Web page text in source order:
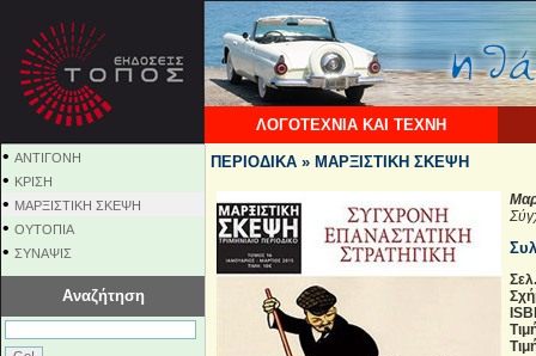
ΛΟΓΟΤΕΧΝΙΑ ΚΑΙ ΤΕΧΝΗ
• ΑΝΤΙΓΟΝΗ
• ΚΡΙΣΗ
• ΜΑΡΞΙΣΤΙΚΗ ΣΚΕΨΗ
• ΟΥΤΟΠΙΑ
• ΣΥΝΑΨΙΣ
Αναζήτηση
ΠΕΡΙΟΔΙΚΑ » ΜΑΡΞΙΣΤΙΚΗ ΣΚΕΨΗ